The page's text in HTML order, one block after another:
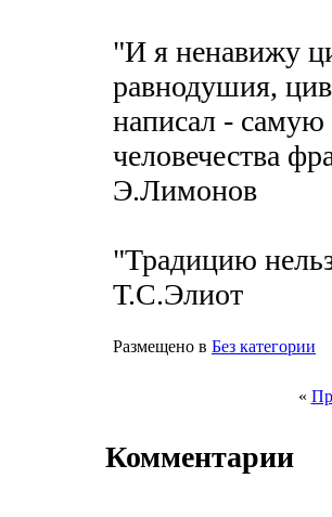
"И я ненавижу
равнодушия,
написал - самую
человечества
Э.Лимонов
"Традицию
Т.С.Элиот
Размещено в Без категории
«
Комментарии